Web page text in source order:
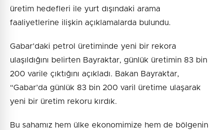
üretim hedefleri ile yurt dışındaki arama
faaliyetlerine ilişkin açıklamalarda bulundu.
Gabar’daki petrol üretiminde yeni bir rekora
ulaşıldığını belirten Bayraktar, günlük üretimin 83 bin
200 varile çıktığını açıkladı. Bakan Bayraktar,
“Gabar’da günlük 83 bin 200 varil üretime ulaşarak
yeni bir üretim rekoru kırdık.
Bu sahamız hem ülke ekonomimize hem de bölgenin